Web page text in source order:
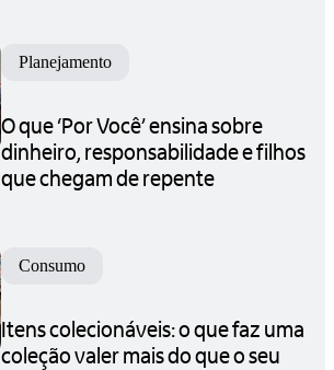
Planejamento
O que ‘Por Você’ ensina sobre
dinheiro, responsabilidade e filhos
que chegam de repente
Consumo
Itens colecionáveis: o que faz uma
coleção valer mais do que o seu